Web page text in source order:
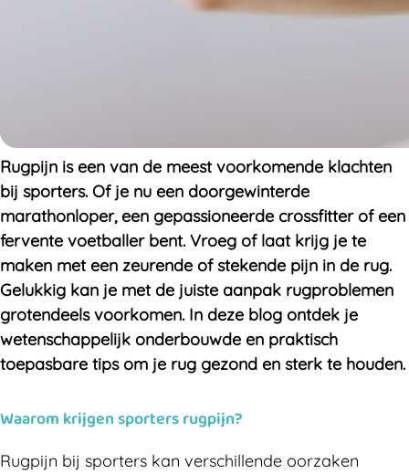
Rugpijn is een van de meest voorkomende klachten
bij sporters. Of je nu een doorgewinterde
marathonloper, een gepassioneerde crossfitter of een
fervente voetballer bent. Vroeg of laat krijg je te
maken met een zeurende of stekende pijn in de rug.
Gelukkig kan je met de juiste aanpak rugproblemen
grotendeels voorkomen. In deze blog ontdek je
wetenschappelijk onderbouwde en praktisch
toepasbare tips om je rug gezond en sterk te houden.
Waarom krijgen sporters rugpijn?
Rugpijn bij sporters kan verschillende oorzaken